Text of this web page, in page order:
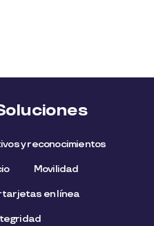
y reconocimientos
Movilidad
tarjetas en línea